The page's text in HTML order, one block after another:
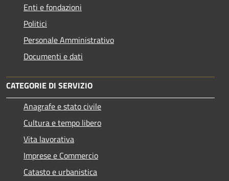
Enti e fondazioni
Politici
Personale Amministrativo
Documenti e dati
CATEGORIE DI SERVIZIO
Anagrafe e stato civile
Cultura e tempo libero
Vita lavorativa
Imprese e Commercio
Catasto e urbanistica